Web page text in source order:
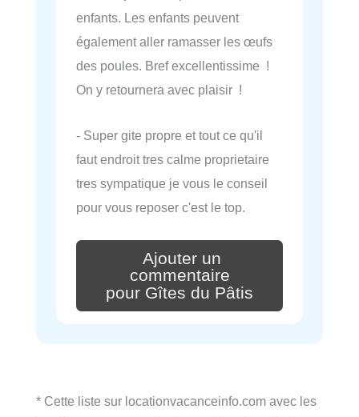
enfants. Les enfants peuvent
également aller ramasser les œufs
des poules. Bref excellentissime !
On y retournera avec plaisir !
- Super gite propre et tout ce qu'il
faut endroit tres calme proprietaire
tres sympatique je vous le conseil
pour vous reposer c'est le top.
Ajouter un
commentaire
pour Gîtes du Pâtis
* Cette liste sur locationvacanceinfo.com avec les